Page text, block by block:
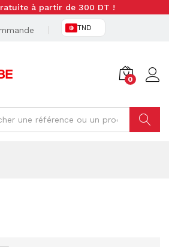
à partir de 300 DT !
TND
0